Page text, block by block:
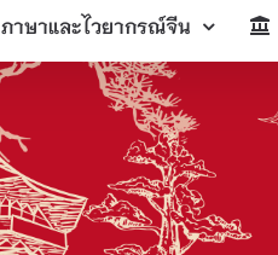
ภาษาและไวยากรณ์จีน